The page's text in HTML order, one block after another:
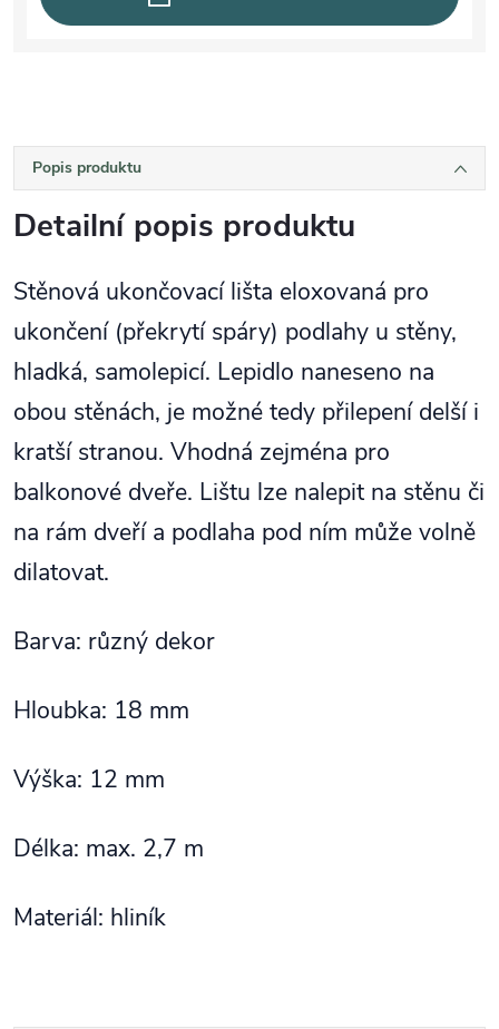
Popis produktu
Detailní popis produktu
Stěnová ukončovací lišta eloxovaná pro
ukončení (překrytí spáry) podlahy u stěny,
hladká, samolepicí. Lepidlo naneseno na
obou stěnách, je možné tedy přilepení delší i
kratší stranou. Vhodná zejména pro
balkonové dveře. Lištu lze nalepit na stěnu či
na rám dveří a podlaha pod ním může volně
dilatovat.
Barva: různý dekor
Hloubka: 18 mm
Výška: 12 mm
Délka: max. 2,7 m
Materiál: hliník